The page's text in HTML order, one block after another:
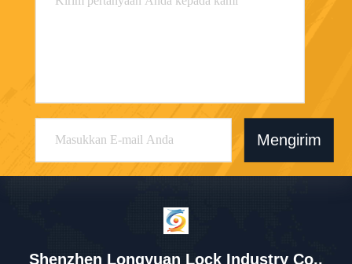
Mengirim
Shenzhen Longyuan Lock Industry Co.,